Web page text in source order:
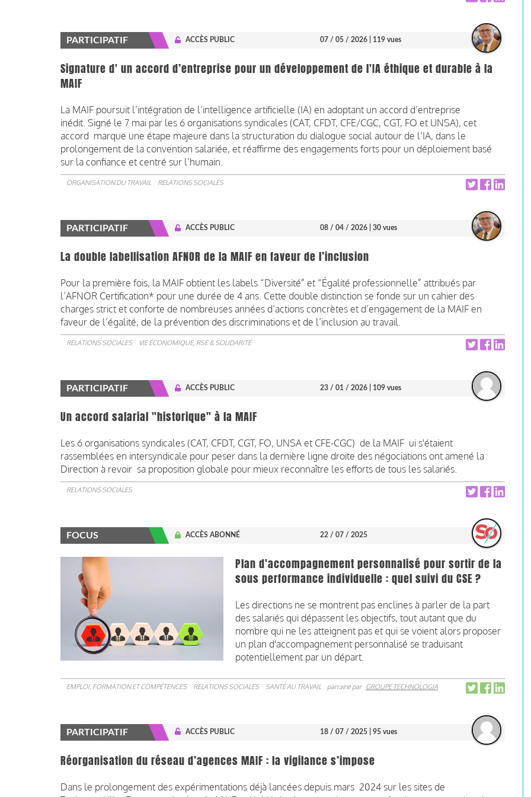
PARTICIPATIF ACCÈS PUBLIC 07 / 05 / 2026 | 119 vues
Signature d' un accord d’entreprise pour un développement de l'IA éthique et durable à la
MAIF
La MAIF poursuit l’intégration de l’intelligence artificielle (IA) en adoptant un accord d’entreprise
inédit. Signé le 7 mai par les 6 organisations syndicales (CAT, CFDT, CFE/CGC, CGT, FO et UNSA), cet
accord marque une étape majeure dans la structuration du dialogue social autour de l’IA, dans le
prolongement de la convention salariée, et réaffirme des engagements forts pour un déploiement basé
sur la confiance et centré sur l’humain.
ORGANISATION DU TRAVAIL RELATIONS SOCIALES
PARTICIPATIF ACCÈS PUBLIC 08 / 04 / 2026 | 30 vues
La double labellisation AFNOR de la MAIF en faveur de l’inclusion
Pour la première fois, la MAIF obtient les labels “Diversité” et “Égalité professionnelle” attribués par
l’AFNOR Certification* pour une durée de 4 ans. Cette double distinction se fonde sur un cahier des
charges strict et conforte de nombreuses années d’actions concrètes et d’engagement de la MAIF en
faveur de l’égalité, de la prévention des discriminations et de l’inclusion au travail.
RELATIONS SOCIALES VIE ÉCONOMIQUE, RSE & SOLIDARITÉ
PARTICIPATIF ACCÈS PUBLIC 23 / 01 / 2026 | 109 vues
Un accord salarial "historique" à la MAIF
Les 6 organisations syndicales (CAT, CFDT, CGT, FO, UNSA et CFE-CGC) de la MAIF ui s'étaient
rassemblées en intersyndicale pour peser dans la dernière ligne droite des négociations ont amené la
Direction à revoir sa proposition globale pour mieux reconnaître les efforts de tous les salariés.
RELATIONS SOCIALES
FOCUS ACCÈS ABONNÉ 22 / 07 / 2025
Plan d'accompagnement personnalisé pour sortir de la
sous performance individuelle : quel suivi du CSE ?
Les directions ne se montrent pas enclines à parler de la part
des salariés qui dépassent les objectifs, tout autant que du
nombre qui ne les atteignent pas et qui se voient alors proposer
un plan d'accompagnement personnalisé se traduisant
potentiellement par un départ.
EMPLOI, FORMATION ET COMPÉTENCES RELATIONS SOCIALES SANTÉ AU TRAVAIL parrainé par GROUPE TECHNOLOGIA
PARTICIPATIF ACCÈS PUBLIC 18 / 07 / 2025 | 95 vues
Réorganisation du réseau d’agences MAIF : la vigilance s’impose
Dans le prolongement des expérimentations déjà lancées depuis mars 2024 sur les sites de